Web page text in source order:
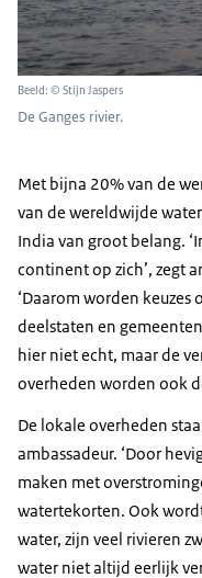
Beeld: © Stijn Jaspers
De Ganges rivier.
Met bijna 20% van de
van de wereldwijde
India van groot belang.
continent op zich’, zegt
‘Daarom worden
deelstaten en
hier niet echt, maar de
overheden worden ook
De lokale overheden
ambassadeur. ‘Door
maken met
watertekorten. Ook
water, zijn veel rivieren
water niet altijd eerlijk